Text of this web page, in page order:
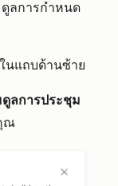
ลการกำหนด
ในแถบด้านซ้าย
ลการประชุม
ณ